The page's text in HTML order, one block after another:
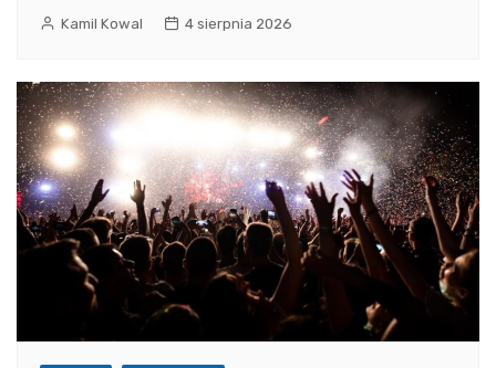
Kamil Kowal 4 sierpnia 2026